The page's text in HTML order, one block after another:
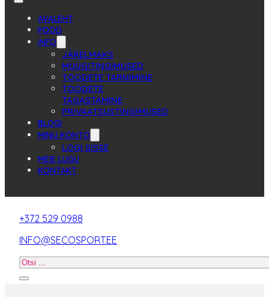
AVALEHT
POOD
INFO
JÄRELMAKS
MÜÜGITINGIMUSED
TOODETE TARNIMINE
TOODETE
TAGASTAMINE
PRIVAATSUSTINGIMUSED
BLOGI
MINU KONTO
LOGI SISSE
MEIE LUGU
KONTAKT
+372 529 0988
INFO@SECOSPORT.EE
Otsi